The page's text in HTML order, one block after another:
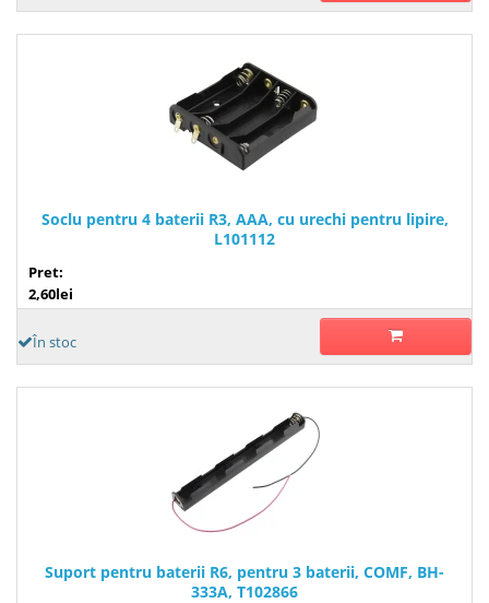
Soclu pentru 4 baterii R3, AAA, cu urechi pentru lipire,
L101112
Pret:
2,60lei
În stoc
Suport pentru baterii R6, pentru 3 baterii, COMF, BH-
333A, T102866